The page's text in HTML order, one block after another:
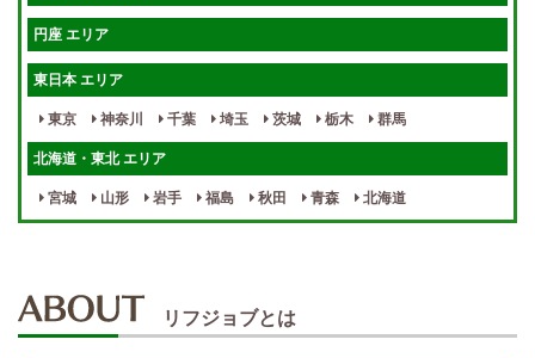
指名料100％バック！ 寮完備
女性スタッフがいる！ 終電後店泊OK
かけもちOK 給与保証あり
円座 エリア
東日本 エリア
東京 神奈川 千葉 埼玉 茨城 栃木 群馬
北海道・東北 エリア
宮城 山形 岩手 福島 秋田 青森 北海道
静岡
関西 エリア
リフジョブとは